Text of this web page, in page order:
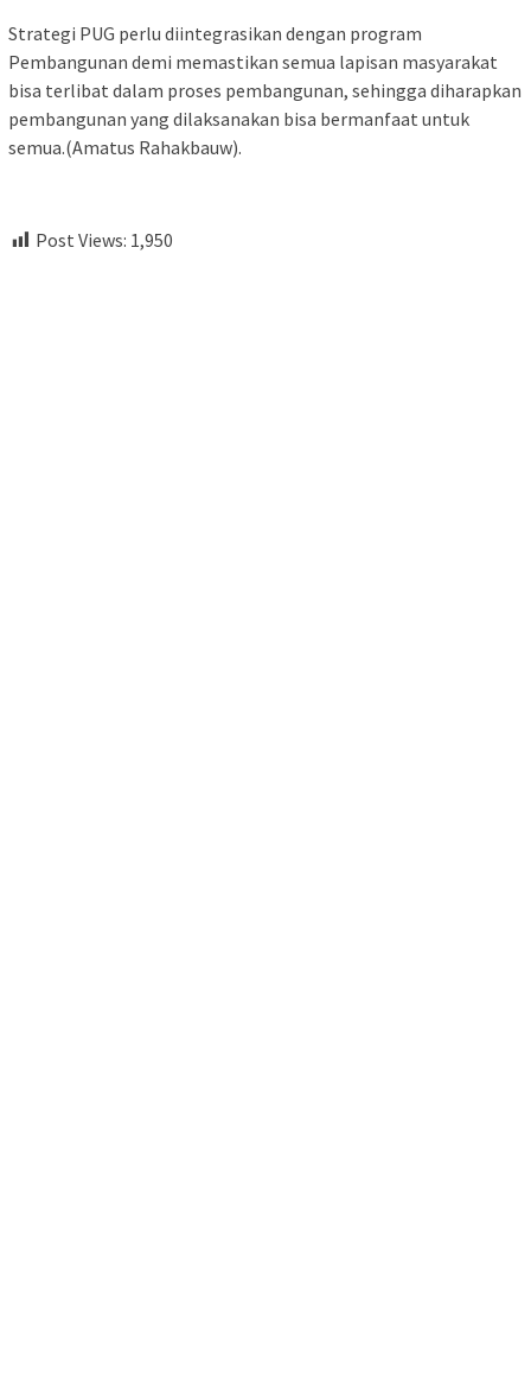
Strategi PUG perlu diintegrasikan dengan program
Pembangunan demi memastikan semua lapisan masyarakat
bisa terlibat dalam proses pembangunan, sehingga diharapkan
pembangunan yang dilaksanakan bisa bermanfaat untuk
semua.(Amatus Rahakbauw).
Post Views: 1,950